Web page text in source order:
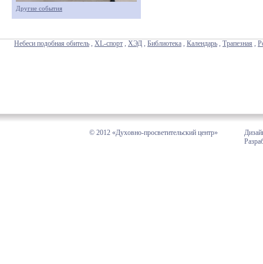
Другие события
Небеси подобная обитель , XL-спорт , ХЭД , Библиотека , Календарь , Трапезная ,
© 2012 «Духовно-просветительский центр»